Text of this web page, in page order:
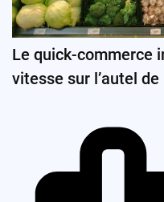
Le quick-commerce
vitesse sur l’autel